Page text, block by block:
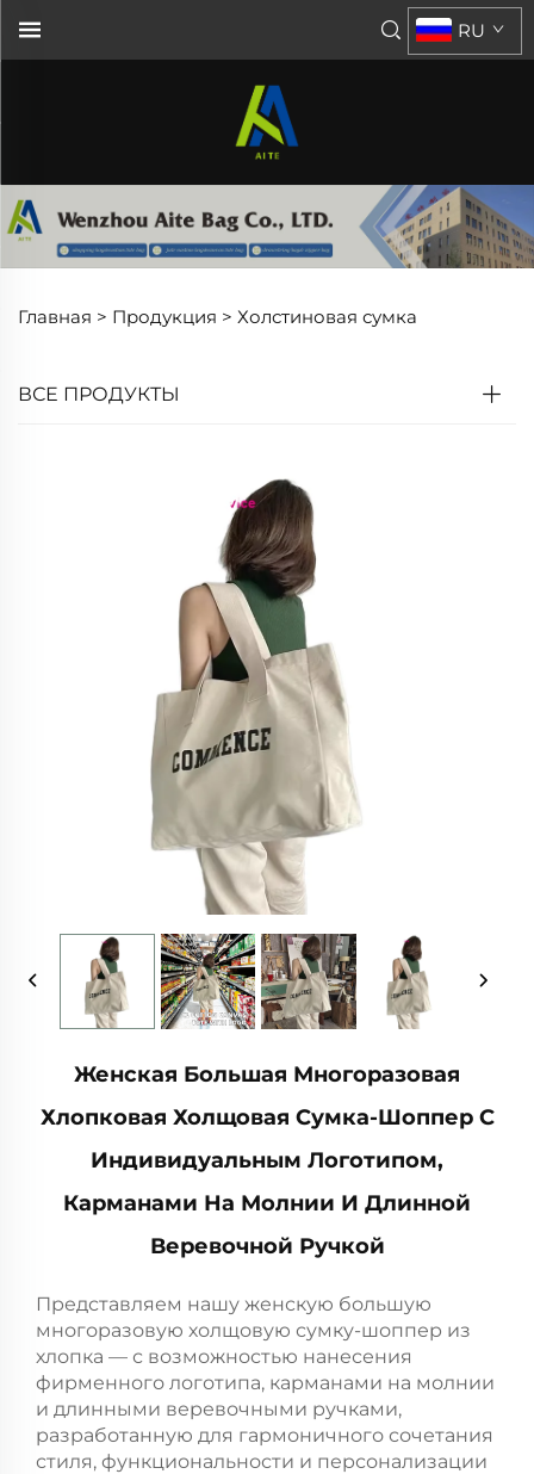
RU
Главная > Продукция > Холстиновая сумка
ВСЕ ПРОДУКТЫ
Женская Большая Многоразовая
Хлопковая Холщовая Сумка-Шоппер С
Индивидуальным Логотипом,
Карманами На Молнии И Длинной
Веревочной Ручкой
Представляем нашу женскую большую
многоразовую холщовую сумку-шоппер из
хлопка — с возможностью нанесения
фирменного логотипа, карманами на молнии
и длинными веревочными ручками,
разработанную для гармоничного сочетания
стиля, функциональности и персонализации